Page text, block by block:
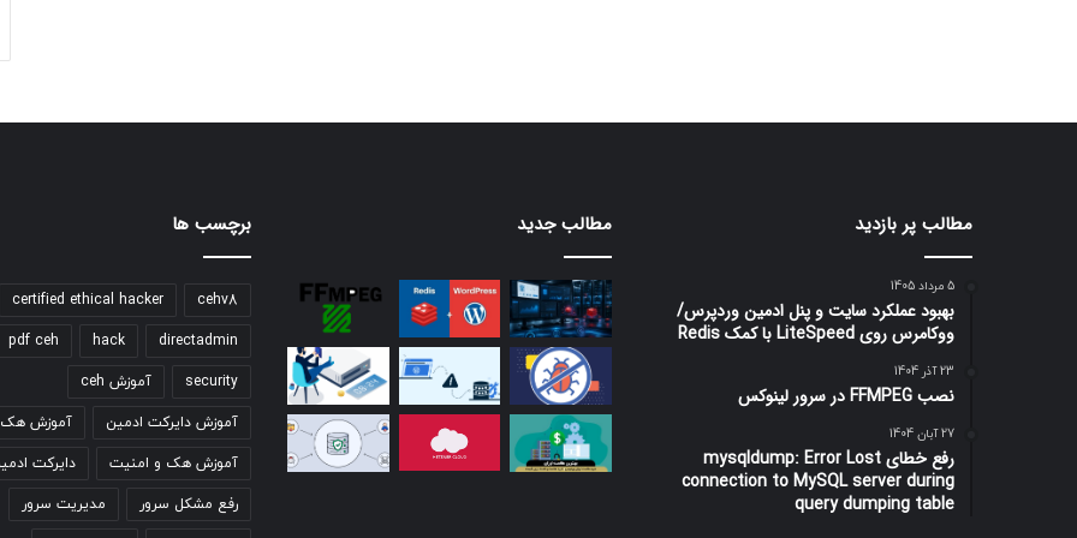
مطالب پر بازدید
5 مرداد 1405
بهبود عملکرد سایت و پنل ادمین وردپرس/
ووکامرس روی LiteSpeed با کمک Redis
23 آذر 1404
نصب FFMPEG در سرور لینوکس
27 آبان 1404
رفع خطای mysqldump: Error Lost
connection to MySQL server during
query dumping table
مطالب جدید برچسب ها
cehv8
certified ethical hacker
directadmin
hack
pdf ceh
security آموزش ceh
آموزش دایرکت ادمین آموزش هک
آموزش هک و امنیت دایرکت
رفع مشکل سرور مدیریت سرور